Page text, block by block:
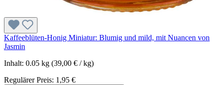
Kaffeeblüten-Honig Miniatur: Blumig und mild, mit Nuancen von
Jasmin
Inhalt: 0.05 kg (39,00 € / kg)
Regulärer Preis: 1,95 €